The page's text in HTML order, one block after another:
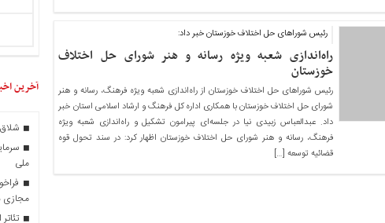
رئیس شوراهای حل اختلاف خوزستان خبر داد:
راه‌اندازی شعبه ویژه رسانه و هنر شورای حل اختلاف
خوزستان
رئیس شوراهای حل اختلاف خوزستان از راه‌اندازی شعبه ویژه فرهنگ، رسانه و هنر
شورای حل اختلاف خوزستان با همکاری اداره کل فرهنگ و ارشاد اسلامی استان خبر
داد. عبدالعباس زبیدی نیا در جلسه‌ای پیرامون تشکیل و راه‌اندازی شعبه ویژه
فرهنگ، رسانه و هنر شورای حل اختلاف خوزستان اظهار کرد: در سند تحول قوه
قضائیه توسعه […]
آخرین
ملی
مجازی